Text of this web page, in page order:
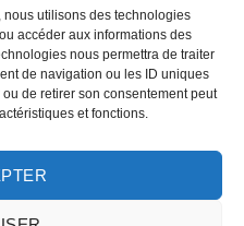
utilisons des technologies
accéder aux informations des
nous permettra de traiter
de navigation ou les ID uniques
de retirer son consentement peut
et fonctions.